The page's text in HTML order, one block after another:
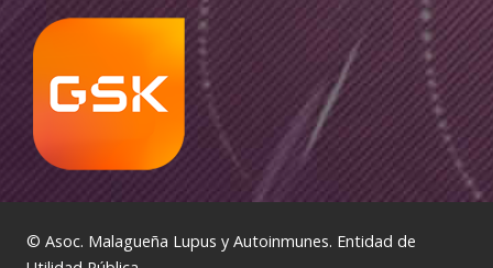
© Asoc. Malagueña Lupus y Autoinmunes. Entidad de